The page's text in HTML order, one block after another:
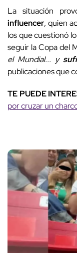
La situación
influencer, quien
los que cuestionó
seguir la Copa del
el Mundial... y
publicaciones que
TE PUEDE
por cruzar un